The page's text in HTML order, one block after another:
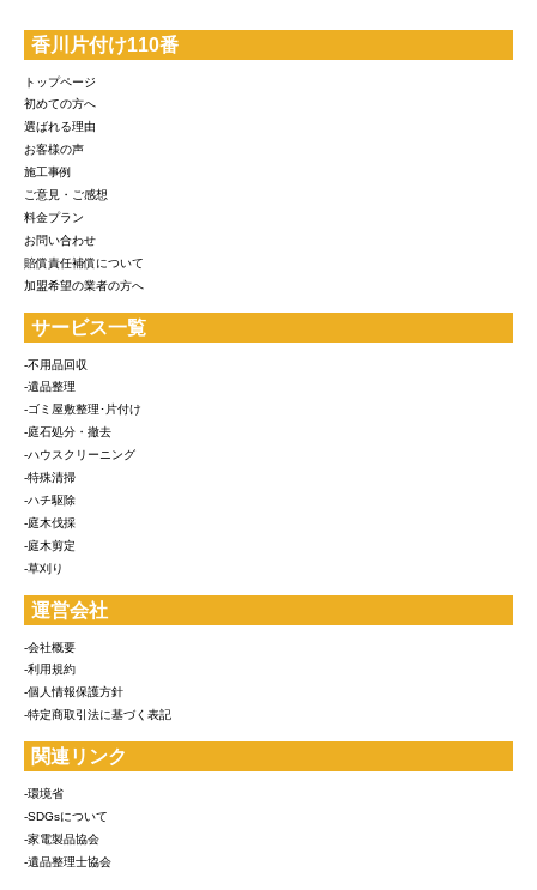
香川片付け110番
トップページ
初めての方へ
選ばれる理由
お客様の声
施工事例
ご意見・ご感想
料金プラン
お問い合わせ
賠償責任補償について
加盟希望の業者の方へ
サービス一覧
-不用品回収
-遺品整理
-ゴミ屋敷整理･片付け
-庭石処分・撤去
-ハウスクリーニング
-特殊清掃
-ハチ駆除
-庭木伐採
-庭木剪定
-草刈り
運営会社
-会社概要
-利用規約
-個人情報保護方針
-特定商取引法に基づく表記
関連リンク
-環境省
-SDGsについて
-家電製品協会
-遺品整理士協会